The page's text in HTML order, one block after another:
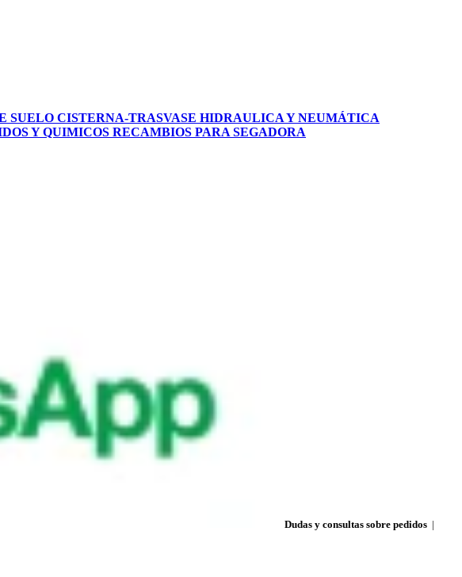
SUELO CISTERNA-TRASVASE HIDRAULICA Y NEUMÁTICA
Y QUIMICOS RECAMBIOS PARA SEGADORA
Dudas y consultas sobre pedidos |